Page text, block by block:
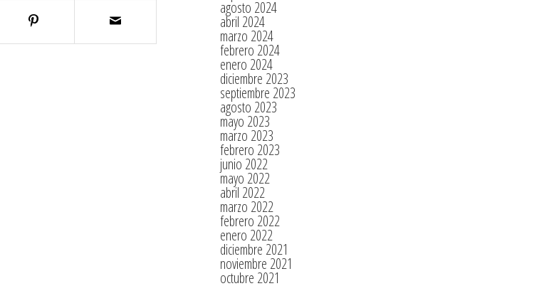
agosto 2024
abril 2024
marzo 2024
febrero 2024
enero 2024
diciembre 2023
septiembre 2023
agosto 2023
mayo 2023
marzo 2023
febrero 2023
junio 2022
mayo 2022
abril 2022
marzo 2022
febrero 2022
enero 2022
diciembre 2021
noviembre 2021
octubre 2021